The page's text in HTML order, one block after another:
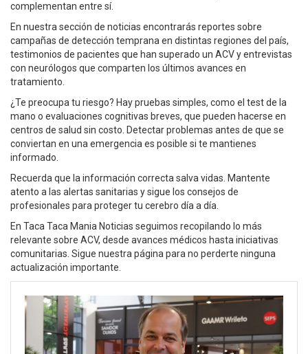
complementan entre sí.
En nuestra sección de noticias encontrarás reportes sobre
campañas de detección temprana en distintas regiones del país,
testimonios de pacientes que han superado un ACV y entrevistas
con neurólogos que comparten los últimos avances en
tratamiento.
¿Te preocupa tu riesgo? Hay pruebas simples, como el test de la
mano o evaluaciones cognitivas breves, que pueden hacerse en
centros de salud sin costo. Detectar problemas antes de que se
conviertan en una emergencia es posible si te mantienes
informado.
Recuerda que la información correcta salva vidas. Mantente
atento a las alertas sanitarias y sigue los consejos de
profesionales para proteger tu cerebro día a día.
En Taca Taca Mania Noticias seguimos recopilando lo más
relevante sobre ACV, desde avances médicos hasta iniciativas
comunitarias. Sigue nuestra página para no perderte ninguna
actualización importante.